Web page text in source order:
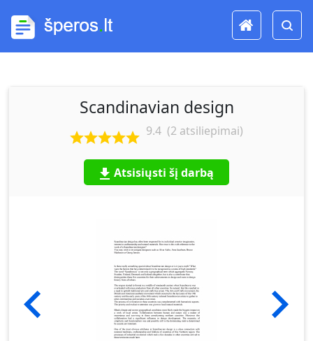
Scandinavian design
9.4 (2 atsiliepimai)
Atsisiųsti šį darbą